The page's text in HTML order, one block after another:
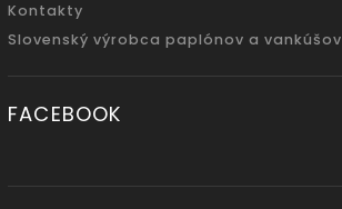
Kontakty
Slovenský výrobca paplónov a vankúšov
FACEBOOK